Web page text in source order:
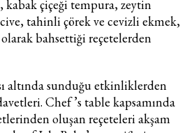
neler oluyor? Yeni
koleksiyonlar, en
ünlülerden güzelllik
popüler partilerden
kabak çiçeği tempura, zeytin
tahinli çörek ve cevizli ekmek,
bahsettiği reçetelerden
altında sunduğu etkinliklerden
Chef ’s table kapsamında
oluşan reçeteleri akşam